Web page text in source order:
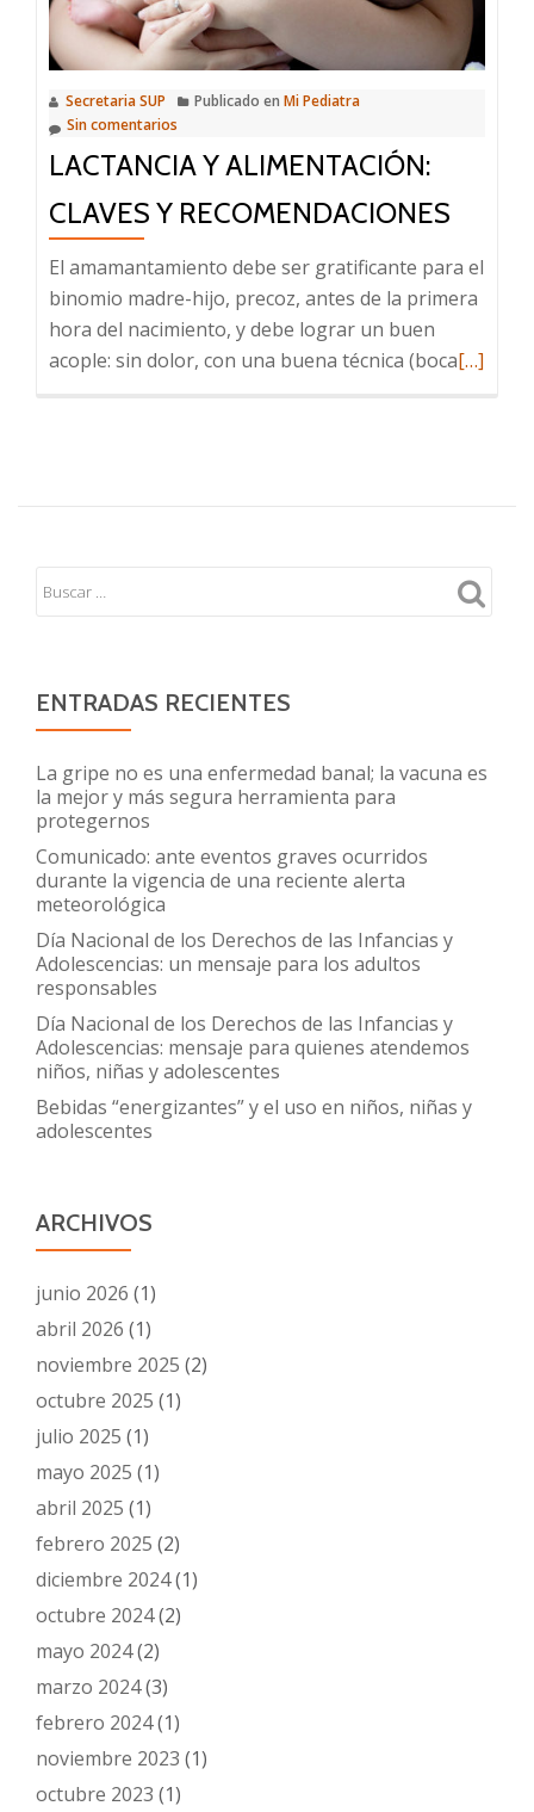
y
la
crianza
Secretaria SUP Publicado en Mi Pediatra
Sin comentarios
LACTANCIA Y ALIMENTACIÓN:
CLAVES Y RECOMENDACIONES
El amamantamiento debe ser gratificante para el
binomio madre-hijo, precoz, antes de la primera
hora del nacimiento, y debe lograr un buen
acople: sin dolor, con una buena técnica (bocaLeer
y
[…]
ENTRADAS RECIENTES
La gripe no es una enfermedad banal; la vacuna es
la mejor y más segura herramienta para
protegernos
Comunicado: ante eventos graves ocurridos
durante la vigencia de una reciente alerta
meteorológica
Día Nacional de los Derechos de las Infancias y
Adolescencias: un mensaje para los adultos
responsables
Día Nacional de los Derechos de las Infancias y
Adolescencias: mensaje para quienes atendemos
niños, niñas y adolescentes
Bebidas “energizantes” y el uso en niños, niñas y
adolescentes
ARCHIVOS
junio 2026 (1)
abril 2026 (1)
noviembre 2025 (2)
octubre 2025 (1)
julio 2025 (1)
mayo 2025 (1)
abril 2025 (1)
febrero 2025 (2)
diciembre 2024(1)
octubre 2024(2)
mayo 2024(2)
marzo 2024(3)
febrero 2024(1)
noviembre 2023 (1)
octubre 2023 (1)